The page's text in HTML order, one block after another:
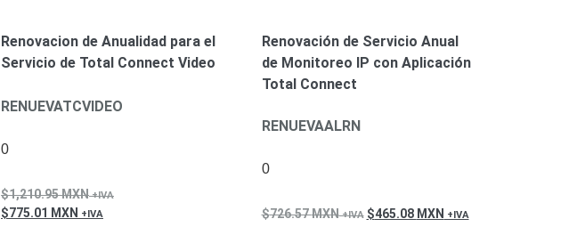
Renovacion de Anualidad para el
Servicio de Total Connect Video
RENUEVATCVIDEO
0
1,210.95MXN
775.01 MXN
Renovación de Servicio Anual
de Monitoreo IP con Aplicación
Total Connect
RENUEVAALRN
0
726.57MXN 465.08 MXN